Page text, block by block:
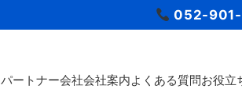
052-
パートナー会社会社案内よくある質問お役立